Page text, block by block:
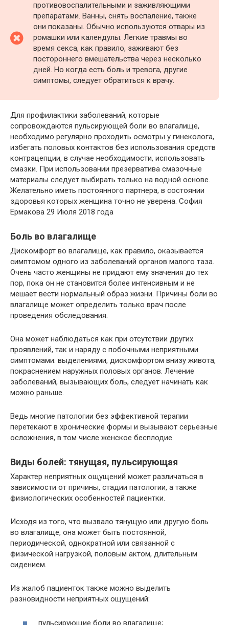
противовоспалительными и заживляющими
препаратами. Ванны, снять воспаление, также
они показаны. Обычно используются отвары из
ромашки или календулы. Легкие травмы во
время секса, как правило, заживают без
постороннего вмешательства через несколько
дней. Но когда есть боль и тревога, другие
симптомы, следует обратиться к врачу.
Для профилактики заболеваний, которые
сопровождаются пульсирующей боли во влагалище,
необходимо регулярно проходить осмотры у гинеколога,
избегать половых контактов без использования средств
контрацепции, в случае необходимости, использовать
смазки. При использовании презерватива смазочные
материалы следует выбирать только на водной основе.
Желательно иметь постоянного партнера, в состоянии
здоровья которых женщина точно не уверена. София
Ермакова 29 Июля 2018 года
Боль во влагалище
Дискомфорт во влагалище, как правило, оказывается
симптомом одного из заболеваний органов малого таза.
Очень часто женщины не придают ему значения до тех
пор, пока он не становится более интенсивным и не
мешает вести нормальный образ жизни. Причины боли во
влагалище может определить только врач после
проведения обследования.
Она может наблюдаться как при отсутствии других
проявлений, так и наряду с побочными неприятными
симптомами: выделениями, дискомфортом внизу живота,
покраснением наружных половых органов. Лечение
заболеваний, вызывающих боль, следует начинать как
можно раньше.
Ведь многие патологии без эффективной терапии
перетекают в хронические формы и вызывают серьезные
осложнения, в том числе женское бесплодие.
Виды болей: тянущая, пульсирующая
Характер неприятных ощущений может различаться в
зависимости от причины, стадии патологии, а также
физиологических особенностей пациентки.
Исходя из того, что вызвало тянущую или другую боль
во влагалище, она может быть постоянной,
периодической, однократной или связанной с
физической нагрузкой, половым актом, длительным
сидением.
Из жалоб пациенток также можно выделить
разновидности неприятных ощущений:
пульсирующие боли во влагалище;